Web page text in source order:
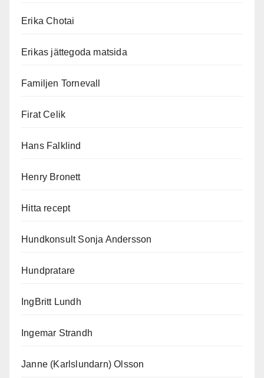
Erika Chotai
Erikas jättegoda matsida
Familjen Tornevall
Firat Celik
Hans Falklind
Henry Bronett
Hitta recept
Hundkonsult Sonja Andersson
Hundpratare
IngBritt Lundh
Ingemar Strandh
Janne (Karlslundarn) Olsson